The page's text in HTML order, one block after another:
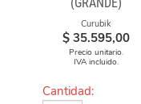
Curubik
$ 35.595,00
Precio unitario.
IVA incluido.
Cantidad: